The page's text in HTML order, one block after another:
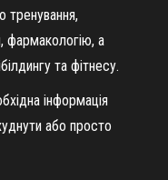
тренування,
фармакологію, а
та фітнесу.
інформація
або просто